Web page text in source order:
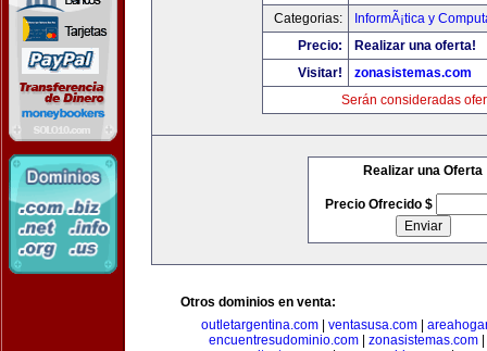
Categorias:
InformÃ¡tica y
Precio:
Realizar una oferta!
Visitar!
zonasistemas.com
Serán consideradas
Realizar una Oferta
Precio Ofrecido $
Otros dominios en venta:
outletargentina.com
ventasusa.com
encuentresudominio.com| zonasistemas.com|